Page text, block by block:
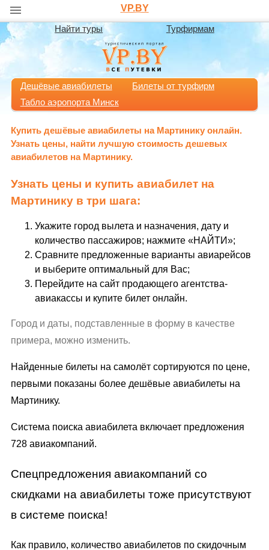
VP.BY
Найти туры Турфирмам
Дешёвые авиабилеты
Билеты от турфирм
Табло аэропорта Минск
Купить дешёвые авиабилеты на Мартинику онлайн.
Узнать цены, найти лучшую стоимость дешевых
авиабилетов на Мартинику.
Узнать цены и купить авиабилет на
Мартинику в три шага:
Укажите город вылета и назначения, дату и
количество пассажиров; нажмите «НАЙТИ»;
Сравните предложенные варианты авиарейсов
и выберите оптимальный для Вас;
Перейдите на сайт продающего агентства-
авиакассы и купите билет онлайн.
Город и даты, подставленные в форму в качестве
примера, можно изменить.
Найденные билеты на самолёт сортируются по цене,
первыми показаны более дешёвые авиабилеты на
Мартинику.
Система поиска авиабилета включает предложения
728 авиакомпаний.
Спецпредложения авиакомпаний со
скидками на авиабилеты тоже присутствуют
в системе поиска!
Как правило, количество авиабилетов по скидочным